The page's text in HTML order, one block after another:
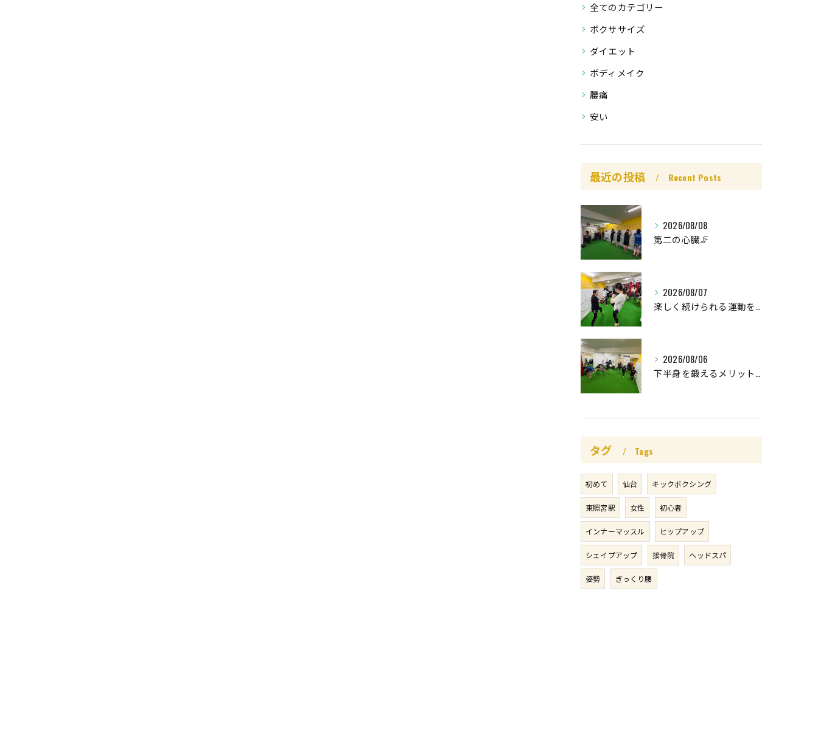
全てのカテゴリー
ボクササイズ
ダイエット
ボディメイク
腰痛
安い
最近の投稿 Recent Posts
2026/08/08
第二の心臓🦵
2026/08/07
楽しく続けられる運動を😊
2026/08/06
下半身を鍛えるメリットはたくさん🤩
タグ Tags
初めて 仙台 キックボクシング
東照宮駅 女性 初心者
インナーマッスル ヒップアップ
シェイプアップ 接骨院 ヘッドスパ
姿勢 ぎっくり腰